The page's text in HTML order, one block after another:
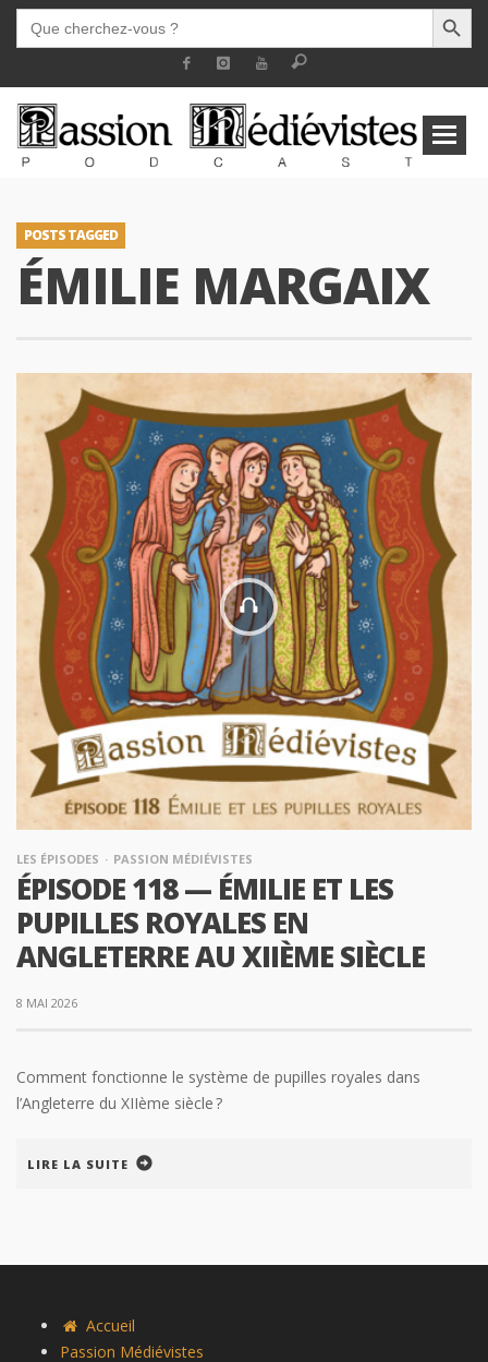
SEARCH
FOR:
SEARCH
POSTS TAGGED
ÉMILIE MARGAIX
LES ÉPISODES PASSION MÉDIÉVISTES
ÉPISODE 118 — ÉMILIE ET LES
PUPILLES ROYALES EN
ANGLETERRE AU XIIÈME SIÈCLE
8 MAI 2026
Comment fonctionne le système de pupilles royales dans
l’Angleterre du XIIème siècle ?
LIRE LA SUITE
Accueil
Passion Médiévistes